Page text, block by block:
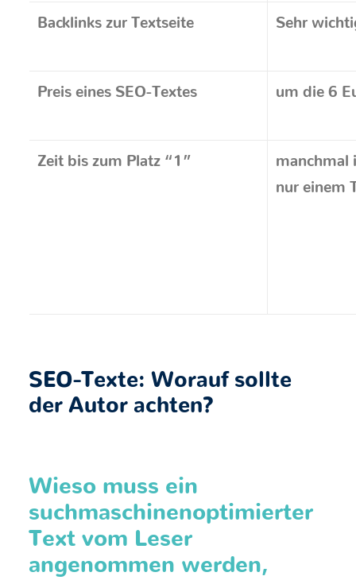
Backlinks zur Textseite Sehr
Preis eines SEO-Textes um die 6
Zeit bis zum Platz “1”
manchmal
nur einem
SEO-Texte: Worauf sollte
der Autor achten?
Wieso muss ein
suchmaschinenoptimierter
Text vom Leser
angenommen werden,